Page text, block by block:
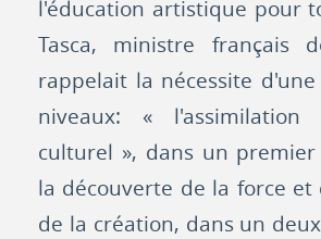
l'éducation artistique pour
Tasca, ministre français
rappelait la nécessite
niveaux: « l'assimilation
culturel », dans un
la découverte de la force
de la création, dans un